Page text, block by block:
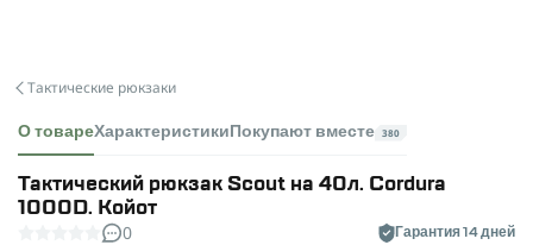
Тактические рюкзаки
О товареХарактеристики Покупают вместе 380
Тактический рюкзак Scout на 40л. Cordura
1000D. Койот
0 Гарантия 14 дней